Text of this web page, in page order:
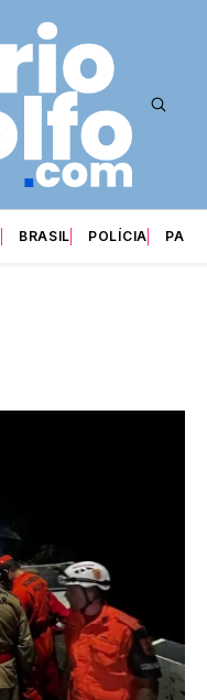
BRASIL POLÍCIA